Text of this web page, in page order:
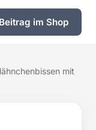
Beitrag im Shop
mit